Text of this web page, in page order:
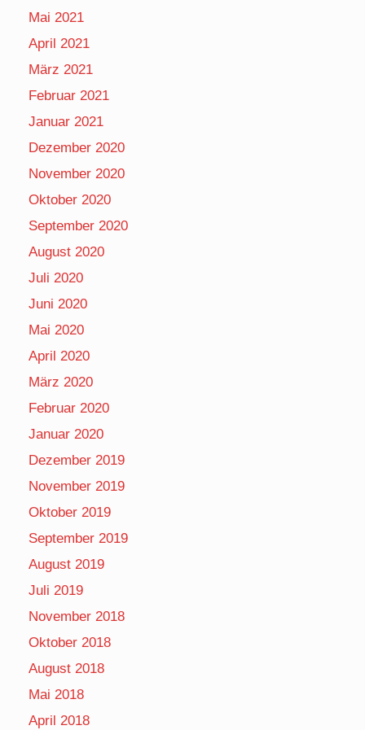
Mai 2021
April 2021
März 2021
Februar 2021
Januar 2021
Dezember 2020
November 2020
Oktober 2020
September 2020
August 2020
Juli 2020
Juni 2020
Mai 2020
April 2020
März 2020
Februar 2020
Januar 2020
Dezember 2019
November 2019
Oktober 2019
September 2019
August 2019
Juli 2019
November 2018
Oktober 2018
August 2018
Mai 2018
April 2018